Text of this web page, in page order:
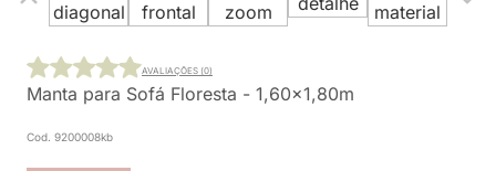
Manta para Sofá Floresta - 1,60x1,80m
Cod. 9200008kb
AVALIAÇÕES (0)